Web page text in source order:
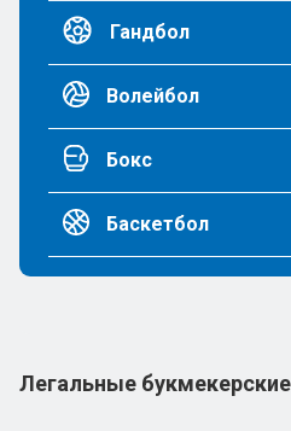
Гандбол
Волейбол
Бокс
Баскетбол
Легальные